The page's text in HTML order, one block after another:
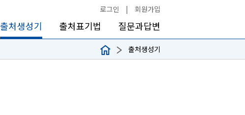
로그인 | 회원가입
출처생성기 출처표기법 질문과답변
출처생성기